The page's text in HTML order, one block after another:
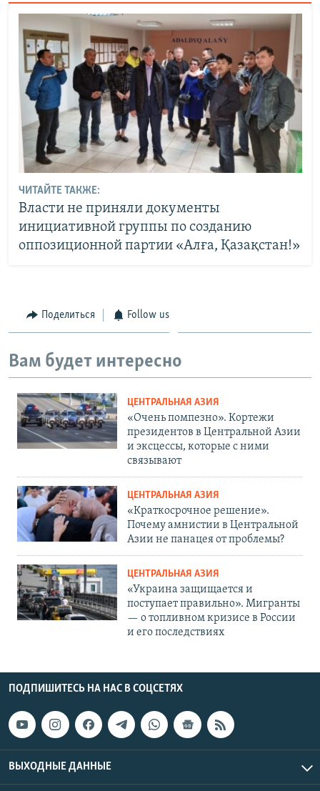
ЧИТАЙТЕ ТАКЖЕ:
Власти не приняли документы
инициативной группы по созданию
оппозиционной партии «Алға, Қазақстан!»
Поделиться Follow us
Вам будет интересно
ЦЕНТРАЛЬНАЯ АЗИЯ
«Очень помпезно». Кортежи
президентов в Центральной Азии
и эксцессы, которые с ними
связывают
ЦЕНТРАЛЬНАЯ АЗИЯ
«Краткосрочное решение».
Почему амнистии в Центральной
Азии не панацея от проблемы?
ЦЕНТРАЛЬНАЯ АЗИЯ
«Украина защищается и
поступает правильно». Мигранты
— о топливном кризисе в России
и его последствиях
ПОДПИШИТЕСЬ НА НАС В СОЦСЕТЯХ
ВЫХОДНЫЕ ДАННЫЕ